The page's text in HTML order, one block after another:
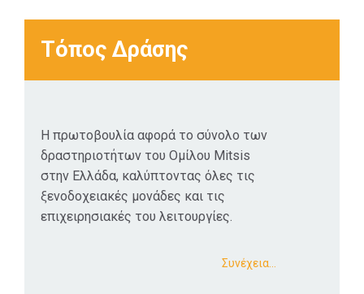
Τόπος Δράσης
Η πρωτοβουλία αφορά το σύνολο των
δραστηριοτήτων του Ομίλου Mitsis
στην Ελλάδα, καλύπτοντας όλες τις
ξενοδοχειακές μονάδες και τις
επιχειρησιακές του λειτουργίες.
Συνέχεια…